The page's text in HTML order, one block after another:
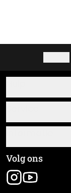
Over ons
Plak- en
Nieuwsbrief
Algemene
Colofon
Volg ons